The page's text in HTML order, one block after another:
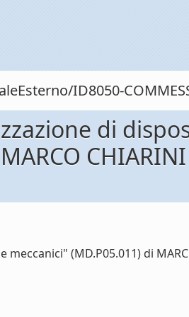
ID8050-
di
(MD.P05.011) di